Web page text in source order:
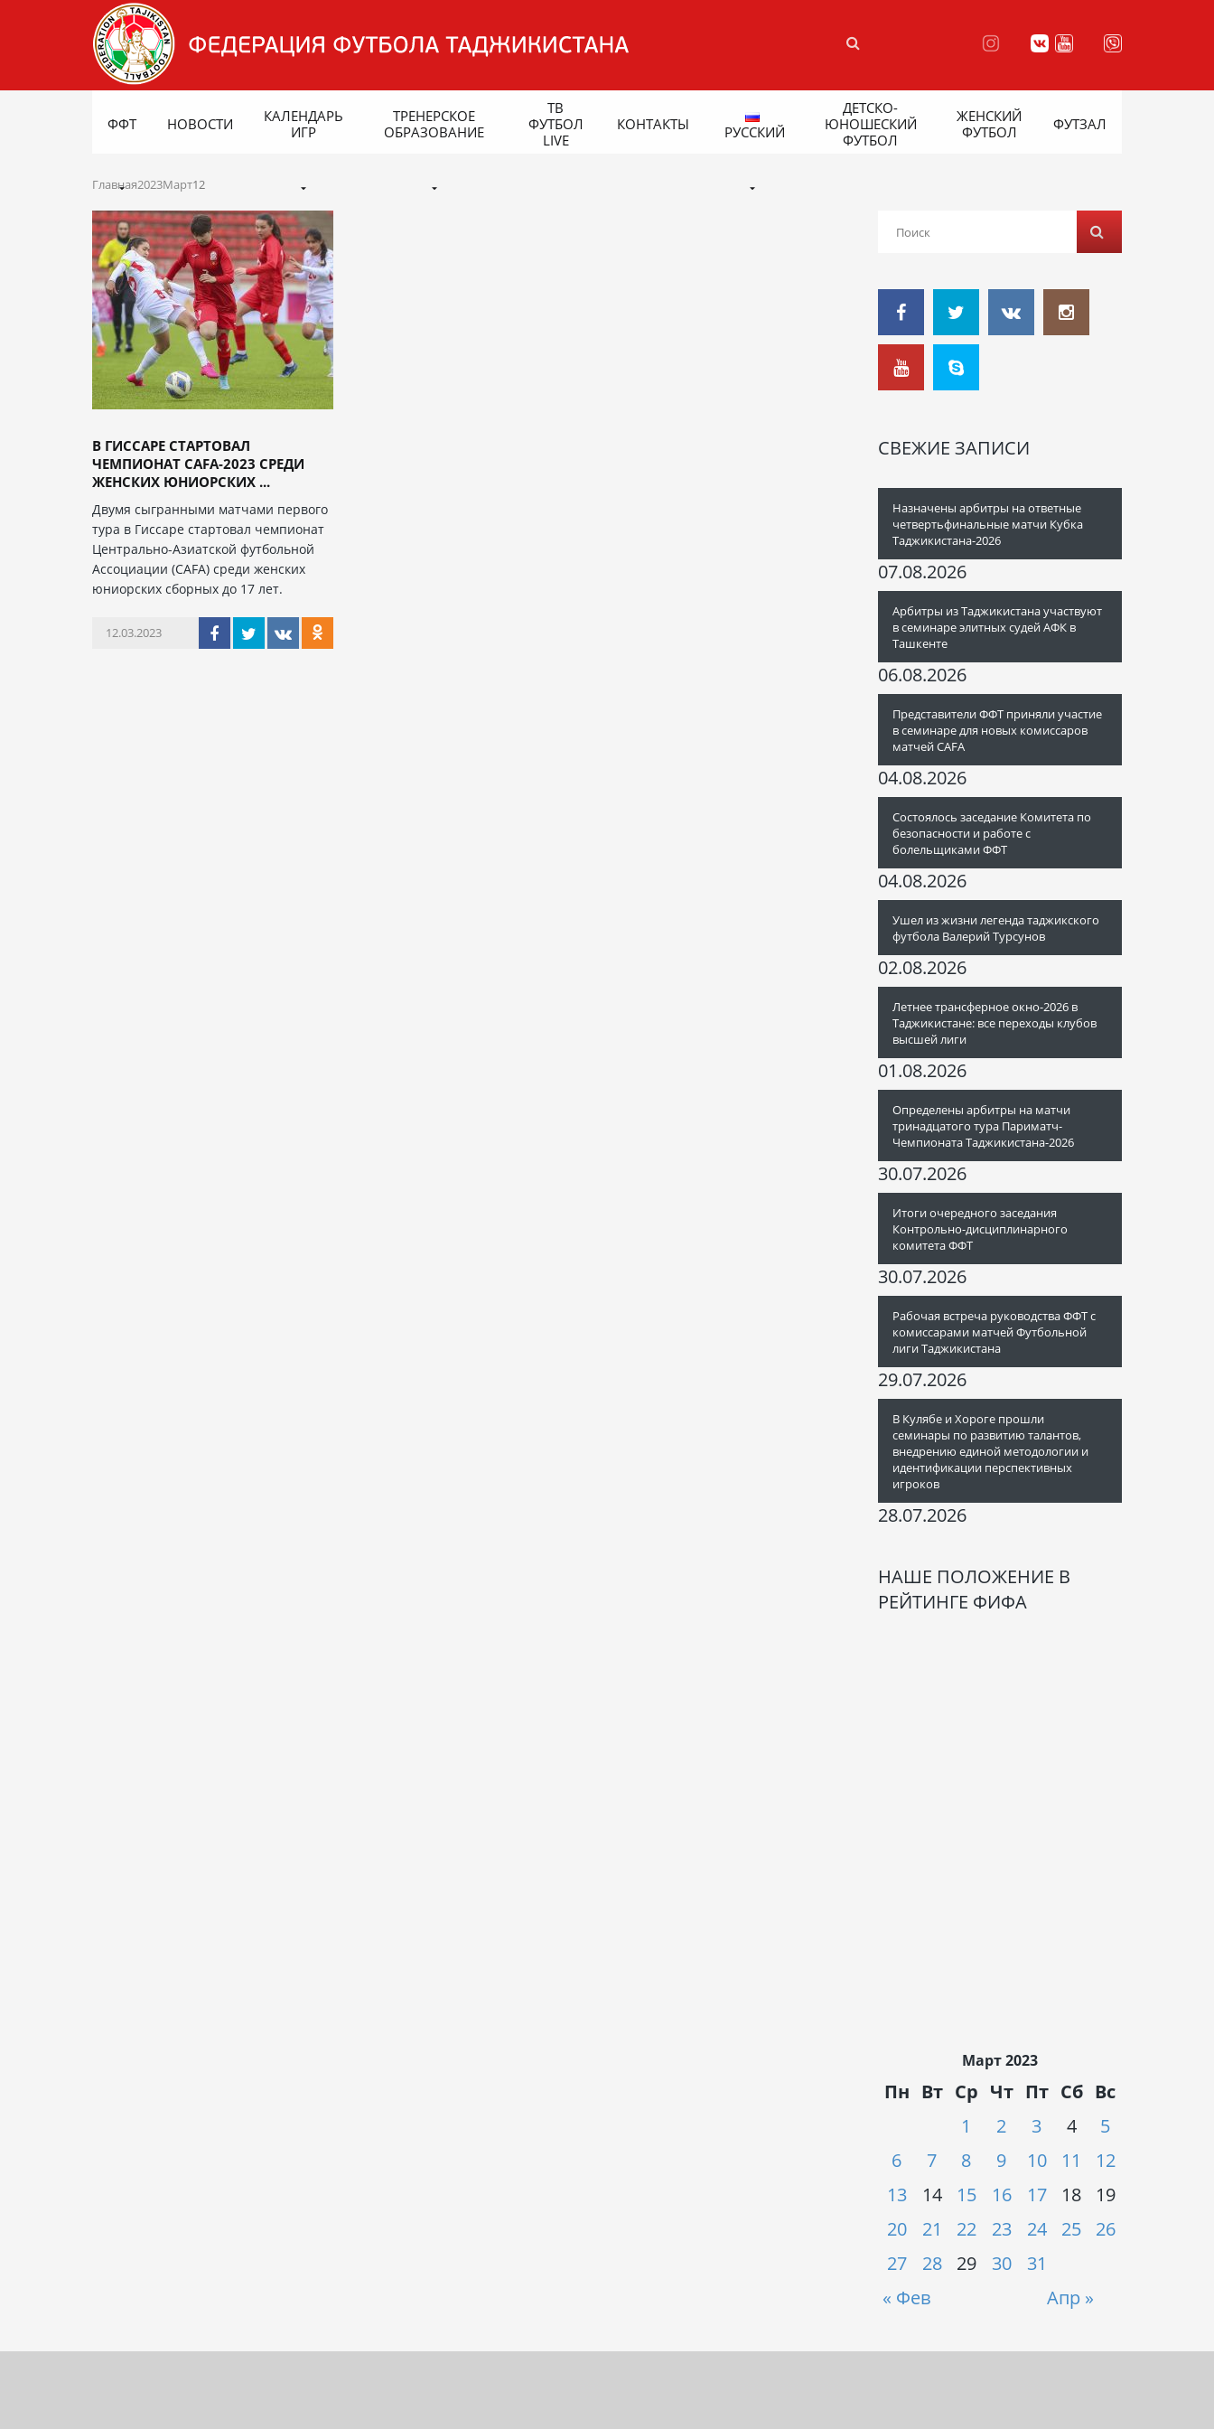
ФФТ НОВОСТИ
КАЛЕНДАРЬ
ИГР
ТРЕНЕРСКОЕ
ОБРАЗОВАНИЕ
ТВ
ФУТБОЛ
LIVE
КОНТАКТЫ РУССКИЙ
ДЕТСКО-
ЮНОШЕСКИЙ
ФУТБОЛ
ЖЕНСКИЙ
ФУТБОЛ
ФУТЗАЛ
Главная2023Март12
В ГИССАРЕ СТАРТОВАЛ
ЧЕМПИОНАТ CAFA-2023 СРЕДИ
ЖЕНСКИХ ЮНИОРСКИХ ...
Двумя сыгранными матчами первого
тура в Гиссаре стартовал чемпионат
Центрально-Азиатской футбольной
Ассоциации (CAFA) среди женских
юниорских сборных до 17 лет.
12.03.2023
СВЕЖИЕ ЗАПИСИ
Назначены арбитры на ответные
четвертьфинальные матчи Кубка
Таджикистана-2026
07.08.2026
Арбитры из Таджикистана участвуют
в семинаре элитных судей АФК в
Ташкенте
06.08.2026
Представители ФФТ приняли участие
в семинаре для новых комиссаров
матчей CAFA
04.08.2026
Состоялось заседание Комитета по
безопасности и работе с
болельщиками ФФТ
04.08.2026
Ушел из жизни легенда таджикского
футбола Валерий Турсунов
02.08.2026
Летнее трансферное окно-2026 в
Таджикистане: все переходы клубов
высшей лиги
01.08.2026
Определены арбитры на матчи
тринадцатого тура Париматч-
Чемпионата Таджикистана-2026
30.07.2026
Итоги очередного заседания
Контрольно-дисциплинарного
комитета ФФТ
30.07.2026
Рабочая встреча руководства ФФТ с
комиссарами матчей Футбольной
лиги Таджикистана
29.07.2026
В Кулябе и Хороге прошли
семинары по развитию талантов,
внедрению единой методологии и
идентификации перспективных
игроков
28.07.2026
НАШЕ ПОЛОЖЕНИЕ В
РЕЙТИНГЕ ФИФА
Март 2023
Пн Вт Ср Чт Пт Сб Вс
« Фев Апр »
1 2 3 4
5
6
7 8 9 10 11
12
13
14 15 16 17 18
19
20
21 22 23 24 25
26
27
28 29 30 31